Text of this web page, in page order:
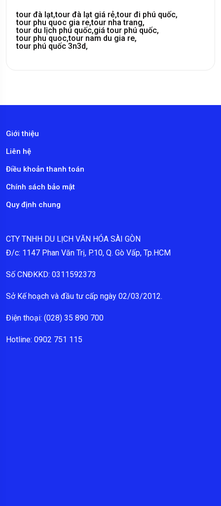
tour đà lạt,tour đà lạt giá rẻ,tour đi phú quốc,
tour phu quoc gia re,tour nha trang,
tour du lịch phú quốc,giá tour phú quốc,
tour phu quoc,tour nam du gia re,
tour phú quốc 3n3d,
Giới thiệu
Liên hệ
Điều khoản thanh toán
Chính sách bảo mật
Quy định chung
CTY TNHH DU LỊCH VĂN HÓA SÀI GÒN
Đ/c: 1147 Phan Văn Trị, P.10, Q. Gò Vấp, Tp.HCM
Số CNĐKKD: 0311592373
Sở Kế hoạch và đầu tư cấp ngày 02/03/2012.
Điện thoại: (028) 35 890 700
Hotline: 0902 751 115